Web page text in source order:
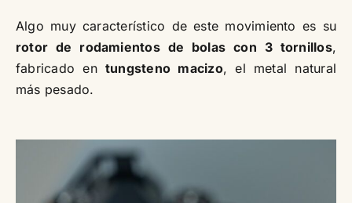
Algo muy característico de este movimiento es su
rotor de rodamientos de bolas con 3 tornillos,
fabricado entungsteno macizo, el metal natural
más pesado.